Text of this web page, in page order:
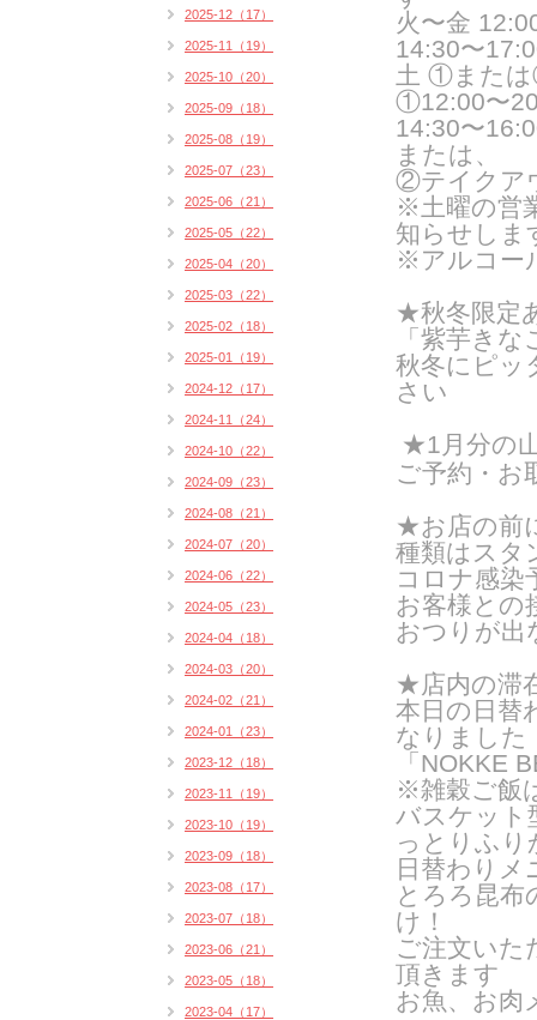
火〜金
14:30〜
土 ①また
①12:00〜
14:30〜
または、
②テイクア
※土曜の営
知らせしま
※アルコー
★秋冬限定
「紫芋き
秋冬にピッ
さい
★1月分の
ご予約・お
★お店の前
種類はスタ
コロナ感染
お客様との
おつりが出
★店内の滞
本日の日替
なりました
「NOKKE
※雑穀ご飯
バスケット
っとりふり
日替わりメ
とろろ昆布
け！
ご注文いた
頂きます
お魚、お肉
2025-12（17）
2025-11（19）
2025-10（20）
2025-09（18）
2025-08（19）
2025-07（23）
2025-06（21）
2025-05（22）
2025-04（20）
2025-03（22）
2025-02（18）
2025-01（19）
2024-12（17）
2024-11（24）
2024-10（22）
2024-09（23）
2024-08（21）
2024-07（20）
2024-06（22）
2024-05（23）
2024-04（18）
2024-03（20）
2024-02（21）
2024-01（23）
2023-12（18）
2023-11（19）
2023-10（19）
2023-09（18）
2023-08（17）
2023-07（18）
2023-06（21）
2023-05（18）
2023-04（17）